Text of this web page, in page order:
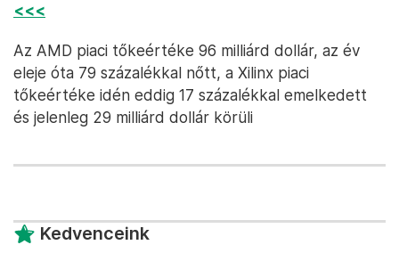
<<<
Az AMD piaci tőkeértéke 96 milliárd dollár, az év
eleje óta 79 százalékkal nőtt, a Xilinx piaci
tőkeértéke idén eddig 17 százalékkal emelkedett
és jelenleg 29 milliárd dollár körüli
Kedvenceink